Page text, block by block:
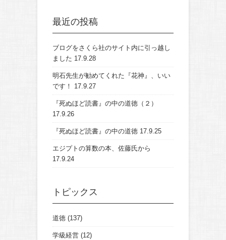
最近の投稿
ブログをさくら社のサイト内に引っ越し
ました 17.9.28
明石先生が勧めてくれた『花神』、いい
です！
17.9.27
『死ぬほど読書』の中の道徳（２）
17.9.26
『死ぬほど読書』の中の道徳 17.9.25
エジプトの算数の本、佐藤氏から
17.9.24
トピックス
道徳 (137)
学級経営 (12)